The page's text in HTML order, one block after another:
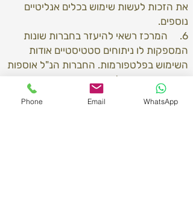
את הזכות לעשות שימוש בכלים אנליטיים
נוספים.
6. המרכז רשאי להיעזר בחברות שונות
המספקות לו ניתוחים סטטיסטיים אודות
השימוש בפלטפורמות. החברות הנ"ל אוספות
ומנתחות מידע על היקף השימוש
בפלטפורמות, תדירות השימוש בהן, מקורות
הגישה של המשתמשים לפלטפורמות וכיוצא
Phone Email WhatsApp